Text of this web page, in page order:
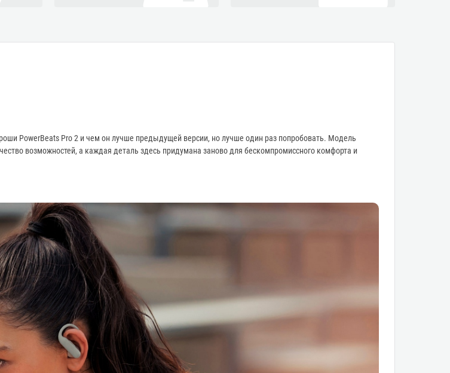
PowerBeats Pro 2 и чем он лучше предыдущей версии, но лучше один раз попробовать. Модель
возможностей, а каждая деталь здесь придумана заново для бескомпромиссного комфорта и